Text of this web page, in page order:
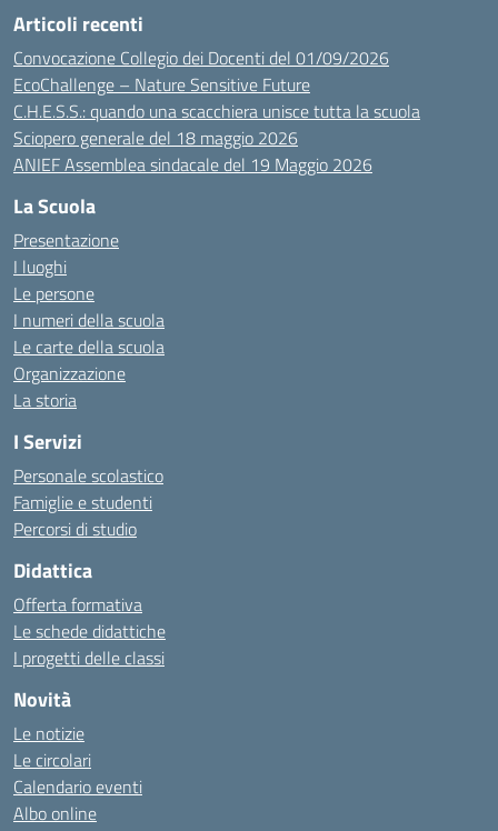
Articoli recenti
Convocazione Collegio dei Docenti del 01/09/2026
EcoChallenge – Nature Sensitive Future
C.H.E.S.S.: quando una scacchiera unisce tutta la scuola
Sciopero generale del 18 maggio 2026
ANIEF Assemblea sindacale del 19 Maggio 2026
La Scuola
Presentazione
I luoghi
Le persone
I numeri della scuola
Le carte della scuola
Organizzazione
La storia
I Servizi
Personale scolastico
Famiglie e studenti
Percorsi di studio
Didattica
Offerta formativa
Le schede didattiche
I progetti delle classi
Novità
Le notizie
Le circolari
Calendario eventi
Albo online